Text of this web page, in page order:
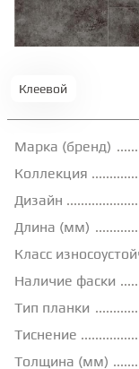
Клеевой
Марка (бренд)
Коллекция
Дизайн
Длина (мм)
Класс
Наличие фаски
Тип планки
Тиснение
Толщина (мм)